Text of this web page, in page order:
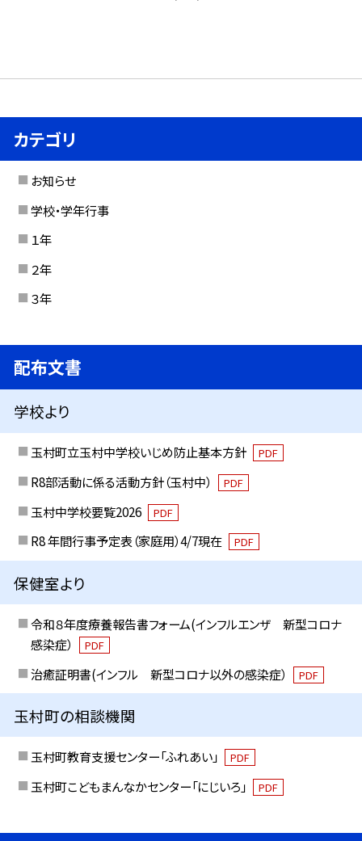
カテゴリ
お知らせ
学校・学年行事
１年
２年
３年
配布文書
学校より
玉村町立玉村中学校いじめ防止基本方針 PDF
R8部活動に係る活動方針（玉村中） PDF
玉村中学校要覧2026 PDF
R8 年間行事予定表（家庭用）4/7現在 PDF
保健室より
令和８年度療養報告書フォーム(インフルエンザ 新型コロナ
感染症）
PDF
治癒証明書(インフル 新型コロナ以外の感染症） PDF
玉村町の相談機関
玉村町教育支援センター「ふれあい」 PDF
玉村町こどもまんなかセンター「にじいろ」 PDF